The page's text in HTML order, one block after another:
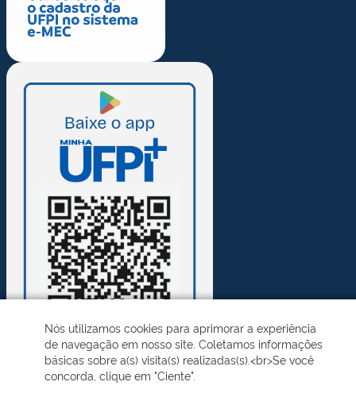
Nós utilizamos cookies para aprimorar a experiência
de navegação em nosso site. Coletamos informações
básicas sobre a(s) visita(s) realizadas(s).<br>Se você
concorda, clique em "Ciente".